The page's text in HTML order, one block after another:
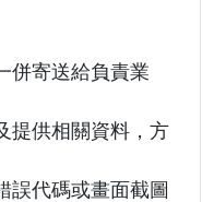
併寄送給負責業
提供相關資料，方
誤代碼或畫面截圖